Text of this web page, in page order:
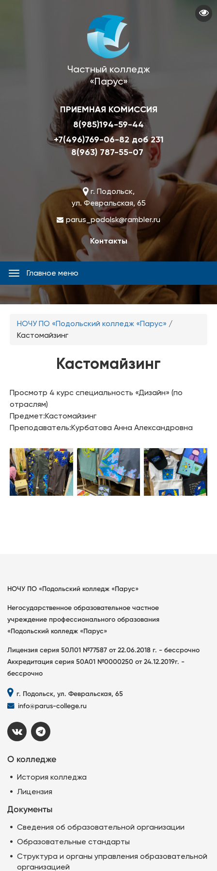
Частный колледж
«Парус»
ПРИЕМНАЯ КОМИССИЯ
8(985)194-59-44
+7(496)769-06-82 доб 231
8(963) 787-55-07
г. Подольск,
ул. Февральская, 65
parus_podolsk@rambler.ru
Контакты
Главное
меню
Главное меню
Вы
здесь
НОЧУ ПО «Подольский колледж «Парус» /
Кастомайзинг
Кастомайзинг
Просмотр 4 курс специальность «Дизайн» (по
отраслям)
Предмет:Кастомайзинг
Преподаватель:Курбатова Анна Александровна
НОЧУ ПО «Подольский колледж «Парус»
Негосударственное образовательное частное
учреждение профессионального образования
«Подольский колледж «Парус»
Лицензия серия 50Л01 №77587 от 22.06.2018 г. - бессрочно
Аккредитация серия 50А01 №0000250 от 24.12.2019г. -
бессрочно
г. Подольск, ул. Февральская, 65
info@parus-college.ru
О колледже
История колледжа
Лицензия
Документы
Сведения об образовательной организации
Образовательные стандарты
Структура и органы управления образовательной
организацией